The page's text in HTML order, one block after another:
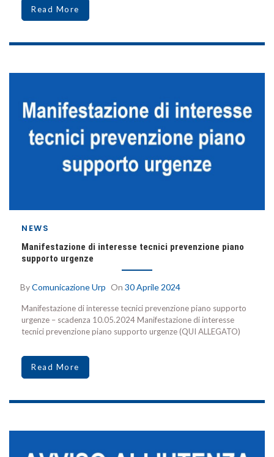
Read More
NEWS
Manifestazione di interesse tecnici prevenzione piano
supporto urgenze
ByComunicazione Urp On 30 Aprile 2024
Manifestazione di interesse tecnici prevenzione piano supporto
urgenze – scadenza 10.05.2024 Manifestazione di interesse
tecnici prevenzione piano supporto urgenze (QUI ALLEGATO)
Read More